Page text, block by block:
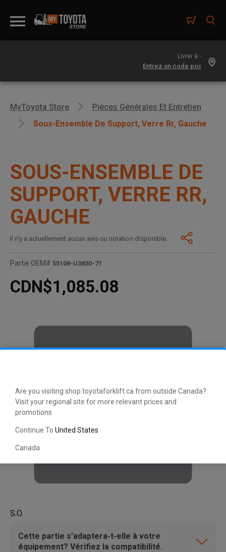
Are you visiting shop.toyotaforklift.ca from outside Canada?
Visit your regional site for more relevant prices and
promotions
Continue To United States
Canada
Livrer à -
MyToyota Store
Pièces Générales Et Entretien
Sous-Ensemble De Support, Verre Rr, Gauche
SOUS-ENSEMBLE DE
SUPPORT, VERRE RR,
GAUCHE
Il n’y a actuellement aucun avis ou notation disponible.
Partie OEM# 55108-U3830-71
CDN$1,085.08
S.O.
Cette partie s’adaptera-t-elle à votre
équipement? Vérifiez la compatibilité.